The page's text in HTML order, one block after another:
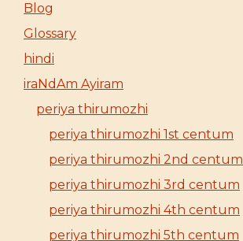
Blog
Glossary
hindi
iraNdAm Ayiram
periya thirumozhi
periya thirumozhi 1st centum
periya thirumozhi 2nd centum
periya thirumozhi 3rd centum
periya thirumozhi 4th centum
periya thirumozhi 5th centum